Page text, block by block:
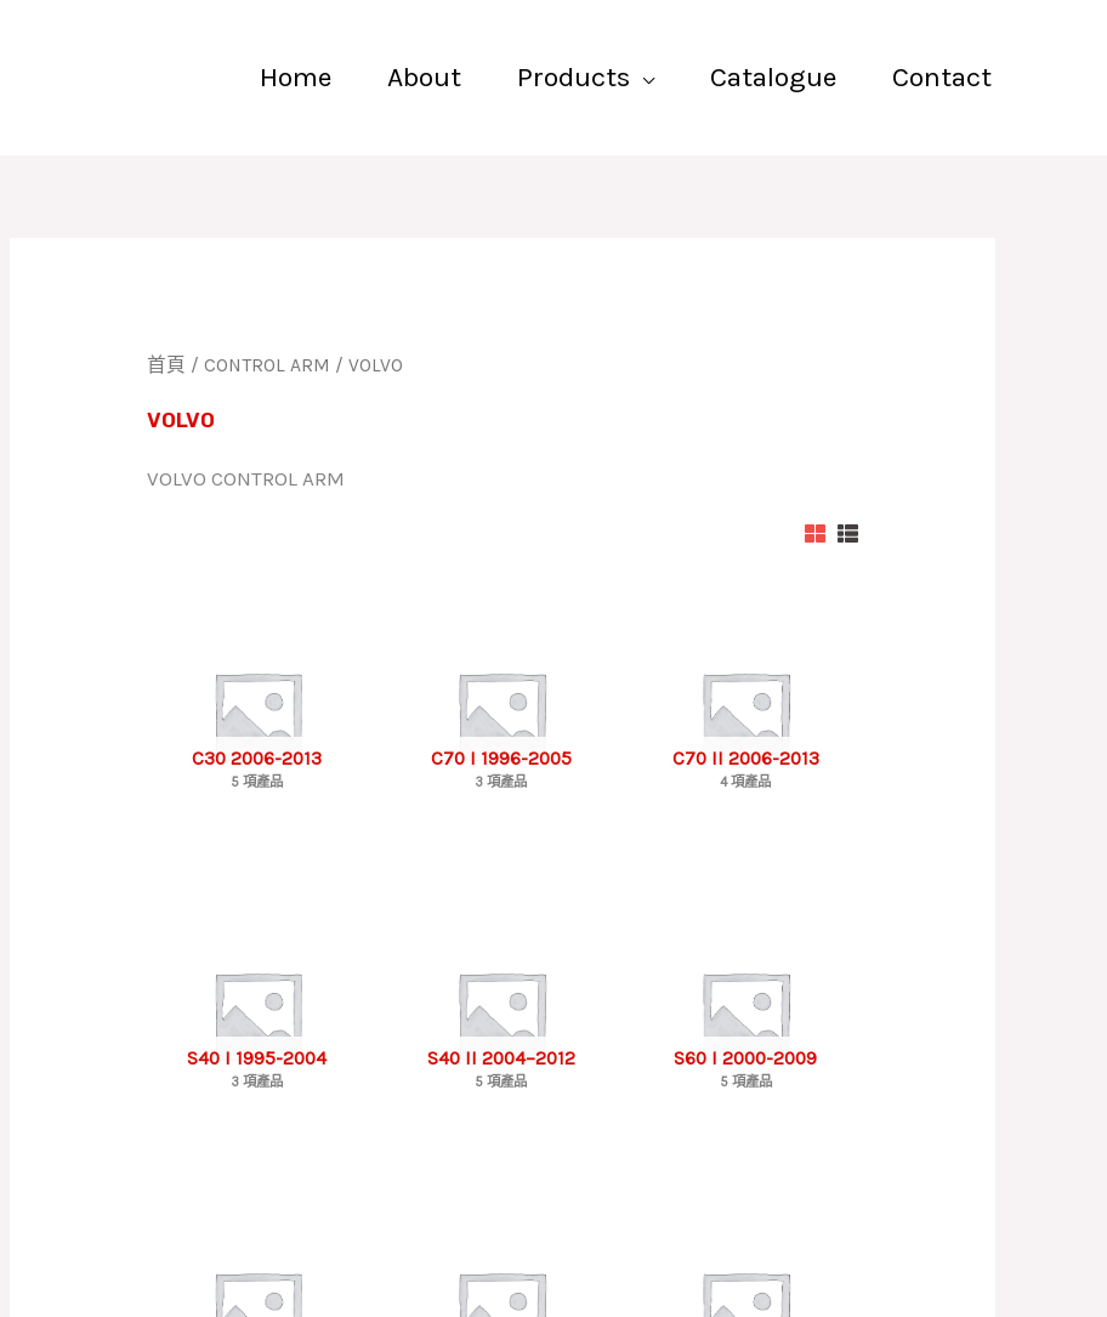
Home About Products Catalogue Contact
首頁 /CONTROL ARM / VOLVO
VOLVO
VOLVO CONTROL ARM
C30 2006-2013
5 項產品
C70 I 1996-2005
3 項產品
C70 II 2006-2013
4 項產品
S40 I 1995-2004
3 項產品
S40 II 2004–2012
5 項產品
S60 I 2000-2009
5 項產品